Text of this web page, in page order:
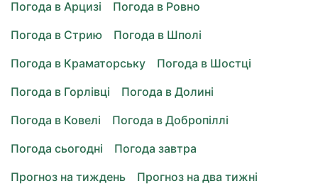
Погода в Арцизі
Погода в Ровно
Погода в Стрию
Погода в Шполі
Погода в Краматорську
Погода в Шостці
Погода в Горлівці
Погода в Долині
Погода в Ковелі
Погода в Добропіллі
Погода сьогодні
Погода завтра
Прогноз на тиждень
Прогноз на два тижні